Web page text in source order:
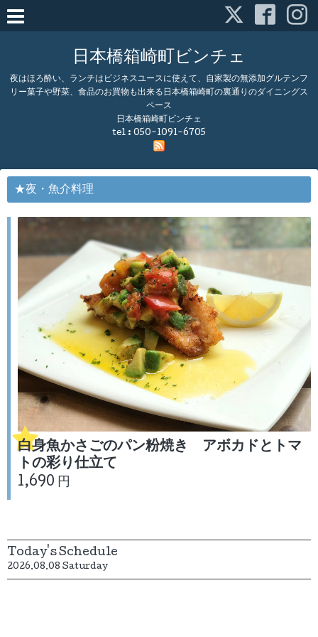
日本橋箱崎町ビンチェ
夜はほろ酔い、ランチはビジネスユースに使えて、自家製の無添加グルテンフ
リー菓子や野菜、食品のお買物も出来る日本橋箱崎町の裏通りのダイニングス
ペース
日本橋箱崎町ビンチェ
tel : 050-1091-6705
★夜・魚介料理
白身魚かさごのパン粉焼き アボカドとトマ
トの彩り仕立て
1,690 円
Today's Schedule
2026.08.08 Saturday